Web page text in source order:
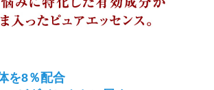
を8％配合